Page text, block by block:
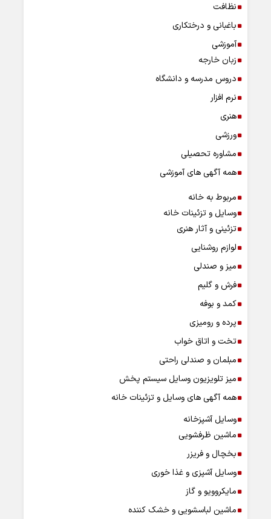
نظافت
باغبانی و درختکاری
آموزشی
زبان خارجه
دروس مدرسه و دانشگاه
نرم افزار
هنری
ورزشی
مشاوره تحصیلی
همه آگهی های آموزشی
مربوط به خانه
وسایل و تزئینات خانه
تزئینی و آثار هنری
لوازم روشنایی
میز و صندلی
فرش و گلیم
کمد و بوفه
پرده و رومیزی
تخت و اتاق خواب
مبلمان و صندلی راحتی
میز تلویزیون وسایل سیستم پخش
همه آگهی های وسایل و تزئینات خانه
وسایل آشپزخانه
ماشین ظرفشویی
بخچال و فریزر
وسایل آشپزی و غذا خوری
مایکروویو و گاز
ماشین لباسشویی و خشک کننده